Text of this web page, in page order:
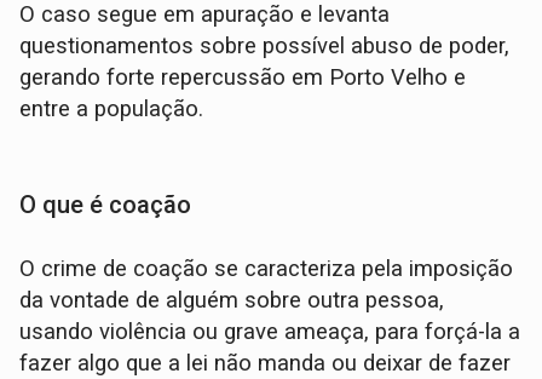
O caso segue em apuração e levanta
questionamentos sobre possível abuso de poder,
gerando forte repercussão em Porto Velho e
entre a população.
O que é coação
O crime de coação se caracteriza pela imposição
da vontade de alguém sobre outra pessoa,
usando violência ou grave ameaça, para forçá-la a
fazer algo que a lei não manda ou deixar de fazer